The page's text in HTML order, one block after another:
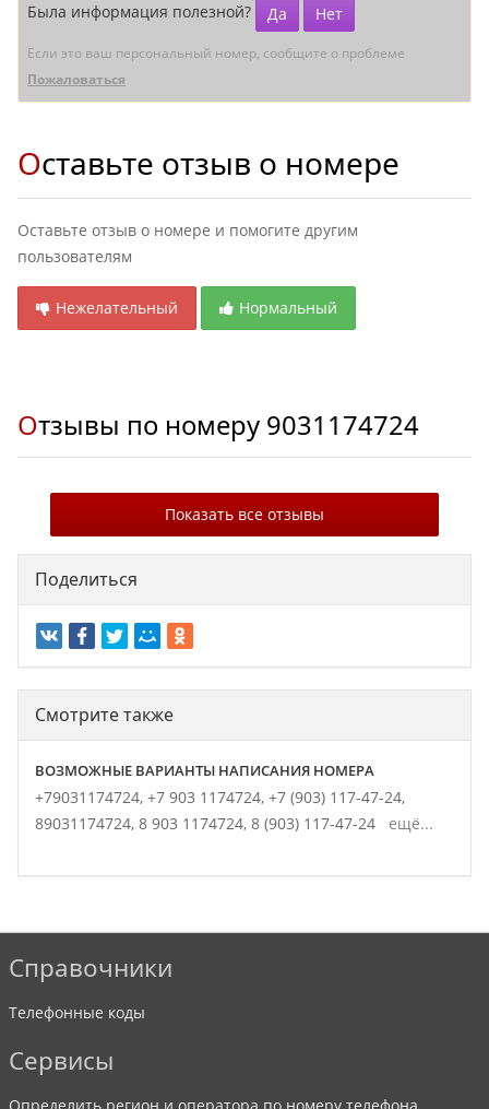
Была информация полезной?
Да Нет
Если это ваш персональный номер, сообщите о проблеме
Пожаловаться
Оставьте отзыв о номере
Оставьте отзыв о номере и помогите другим
пользователям
Нежелательный Нормальный
Отзывы по номеру 9031174724
Показать все отзывы
Поделиться
Смотрите также
ВОЗМОЖНЫЕ ВАРИАНТЫ НАПИСАНИЯ НОМЕРА
+79031174724, +7 903 1174724, +7 (903) 117-47-24,
89031174724, 8 903 1174724, 8 (903) 117-47-24 ещё...
Справочники
Телефонные коды
Сервисы